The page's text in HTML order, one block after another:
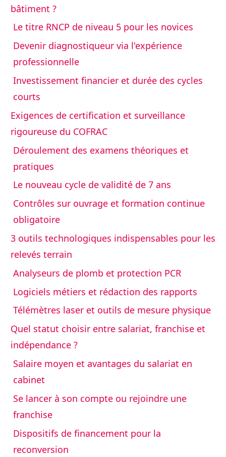
bâtiment ?
Le titre RNCP de niveau 5 pour les novices
Devenir diagnostiqueur via l'expérience
professionnelle
Investissement financier et durée des cycles
courts
Exigences de certification et surveillance
rigoureuse du COFRAC
Déroulement des examens théoriques et
pratiques
Le nouveau cycle de validité de 7 ans
Contrôles sur ouvrage et formation continue
obligatoire
3 outils technologiques indispensables pour les
relevés terrain
Analyseurs de plomb et protection PCR
Logiciels métiers et rédaction des rapports
Télémètres laser et outils de mesure physique
Quel statut choisir entre salariat, franchise et
indépendance ?
Salaire moyen et avantages du salariat en
cabinet
Se lancer à son compte ou rejoindre une
franchise
Dispositifs de financement pour la
reconversion